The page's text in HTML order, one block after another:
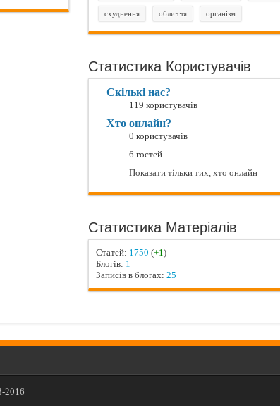
схуднення обличчя організм
Статистика Користувачів
Скількі нас?
119 користувачів
Хто онлайн?
0 користувачів
6 гостей
Показати тільки тих, хто онлайн
Статистика Матеріалів
Статей: 1750 (+1)
Блогів: 1
Записів в блогах: 25
2016